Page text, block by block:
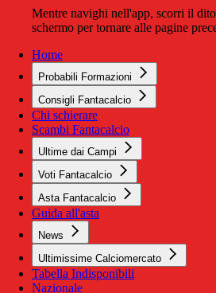
Mentre navighi nell'app, scorri il
schermo per tornare alle pagine
Home
Probabili Formazioni
Consigli Fantacalcio
Chi schierare
Scambi Fantacalcio
Ultime dai Campi
Voti Fantacalcio
Asta Fantacalcio
Guida all'asta
News
Ultimissime Calciomercato
Tabella Indisponibili
Nazionale